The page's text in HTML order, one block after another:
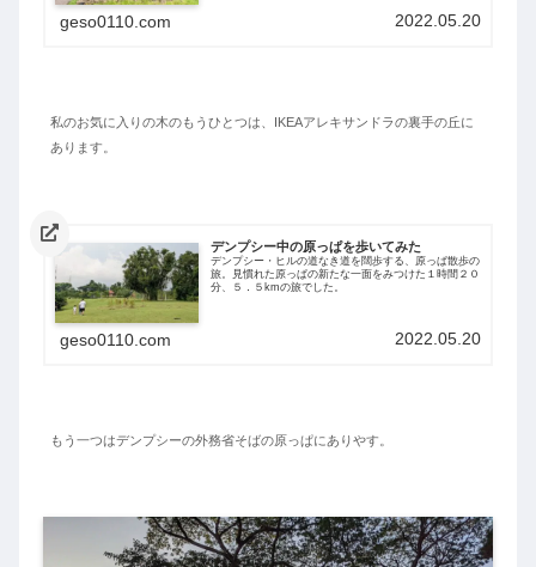
geso0110.com 2022.05.20
私のお気に入りの木のもうひとつは、IKEAアレキサンドラの裏手の丘に
あります。
デンプシー中の原っぱを歩いてみた
デンプシー・ヒルの道なき道を闊歩する、原っぱ散歩の
旅。見慣れた原っぱの新たな一面をみつけた１時間２０
分、５．５kmの旅でした。
geso0110.com 2022.05.20
もう一つはデンプシーの外務省そばの原っぱにありやす。